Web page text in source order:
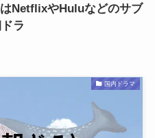
はNetflixやHuluなどのサブ
ラ
国内ドラマ